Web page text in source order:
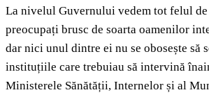
La nivelul Guvernului vedem tot felul
preocupați brusc de soarta oamenilor
dar nici unul dintre ei nu se obosește să
instituțiile care trebuiau să intervină
Ministerele Sănătății, Internelor și al